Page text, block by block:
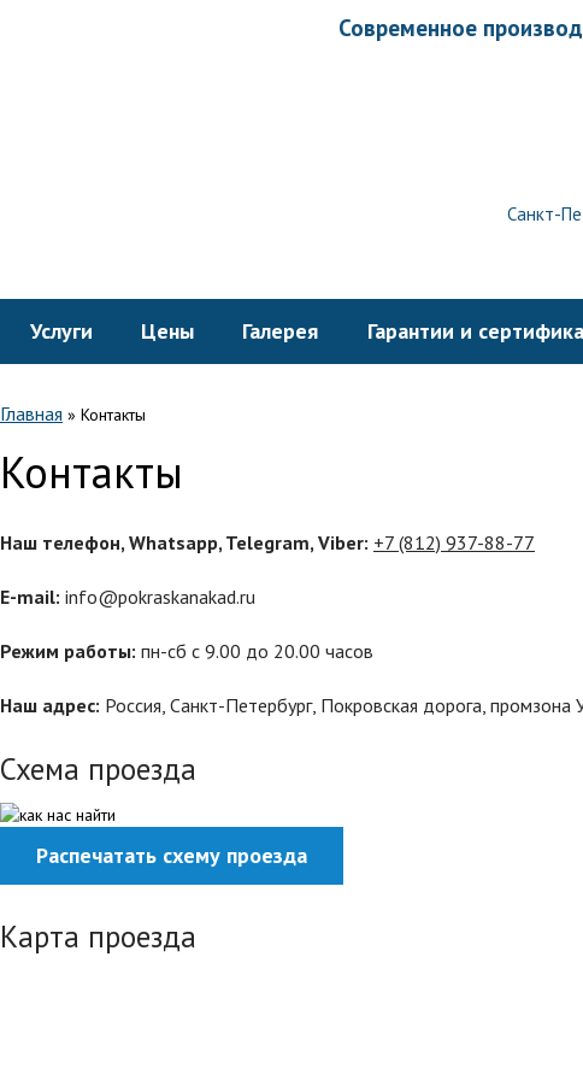
Современное
Санкт-
Услуги Цены Галерея Гарантии и
Главная » Контакты
Контакты
Наш телефон, Whatsapp, Telegram, Viber: +7 (812) 937-88-77
E-mail: info@pokraskanakad.ru
Режим работы: пн-сб с 9.00 до 20.00 часов
Наш адрес: Россия, Санкт-Петербург, Покровская дорога, промзона
Схема проезда
Карта проезда